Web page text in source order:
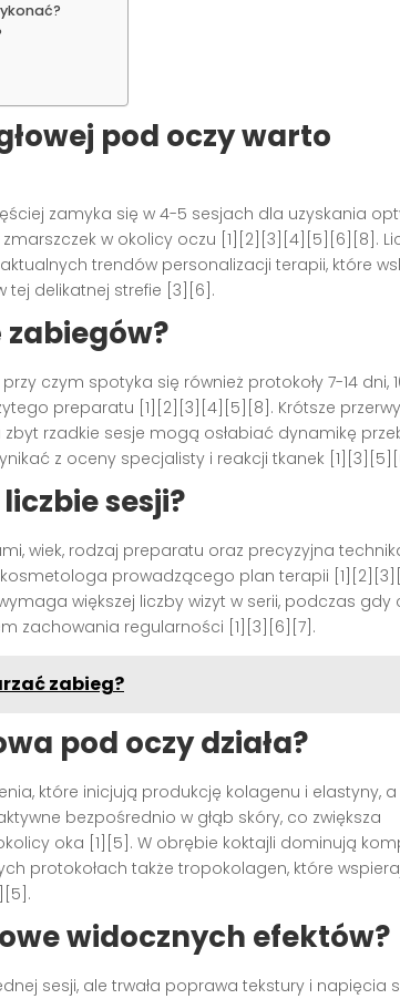
pod oczy warto
zamyka się w 4-5 sesjach dla uzyskania
w okolicy oczu [1][2][3][4][5][6][8].
trendów personalizacji terapii, które
tej delikatnej strefie [3][6].
czym spotyka się również protokoły 7-14 dni,
preparatu [1][2][3][4][5][8]. Krótsze przerwy
rzadkie sesje mogą osłabiać dynamikę
z oceny specjalisty i reakcji tkanek
sesji?
wiek, rodzaj preparatu oraz precyzyjna
prowadzącego plan terapii
większej liczby wizyt w serii, podczas gdy
zachowania regularności [1][3][6][7].
zabieg?
pod oczy działa?
które inicjują produkcję kolagenu i elastyny, a
bezpośrednio w głąb skóry, co zwiększa
oka [1][5]. W obrębie koktajli dominują
protokołach także tropokolagen, które
widocznych efektów?
sesji, ale trwała poprawa tekstury i napięcia